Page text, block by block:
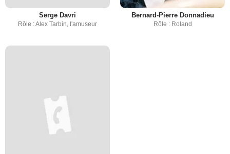
Serge Davri
Rôle : Alex Tarbin, l'amuseur
Bernard-Pierre Donnadieu
Rôle : Roland